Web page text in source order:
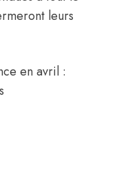
leurs
en avril :